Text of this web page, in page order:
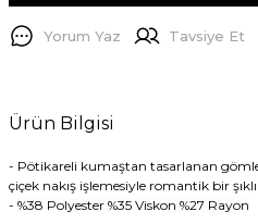
Yorum Yaz Tavsiye Et
Ürün Bilgisi
- Pötikareli kumaştan tasarlanan
çiçek nakış işlemesiyle romantik bir
- %38 Polyester %35 Viskon %27 Rayon